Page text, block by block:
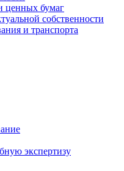
ценных бумаг
собственности
и транспорта
экспертизу